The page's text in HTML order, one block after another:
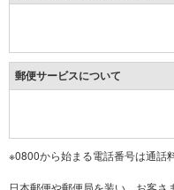
郵便サービスについて
※0800から始まる電話番号は通話
日本郵便や郵便局を装い、お客さ